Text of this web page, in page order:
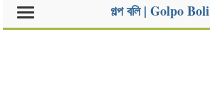
গল্প বলি | Golpo Boli